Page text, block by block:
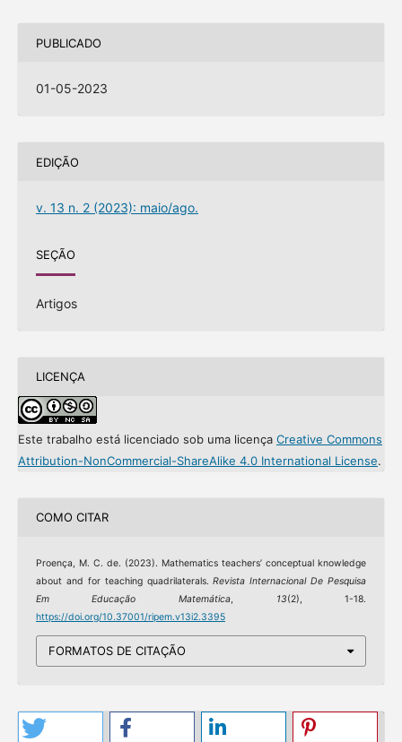
PUBLICADO
01-05-2023
EDIÇÃO
v. 13 n. 2 (2023): maio/ago.
SEÇÃO
Artigos
LICENÇA
Este trabalho está licenciado sob uma licença Creative Commons
Attribution-NonCommercial-ShareAlike 4.0 International License.
COMO CITAR
Proença, M. C. de. (2023). Mathematics teachers’ conceptual knowledge
about and for teaching quadrilaterals.Revista Internacional De Pesquisa
Em Educação Matemática
13(2), 1-18.
https://doi.org/10.37001/ripem.v13i2.3395
FORMATOS DE CITAÇÃO